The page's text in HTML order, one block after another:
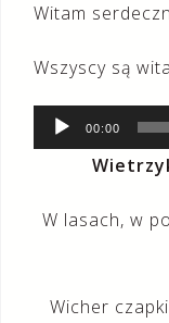
Witam
Wszyscy są
Odtwarzacz
plików
00:00
W lasach, w
Wicher